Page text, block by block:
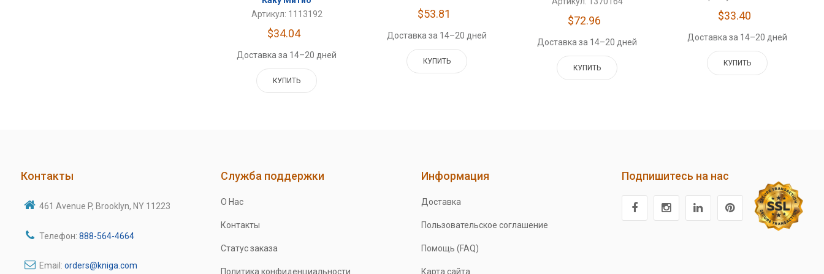
Артикул: 1113192
$34.04
Доставка за 14–20 дней
КУПИТЬ
$53.81
Доставка за 14–20 дней
КУПИТЬ
$72.96
Доставка за 14–20 дней
КУПИТЬ
$33.40
Доставка за 14–20 дней
КУПИТЬ
Контакты
461 Avenue P, Brooklyn, NY 11223
Телефон: 888-564-4664
Email: orders@kniga.com
Служба поддержки
О Нас
Контакты
Статус заказа
Политика конфиденциальности
Информация
Доставка
Пользовательское соглашение
Помощь (FAQ)
Карта сайта
Подпишитесь на нас